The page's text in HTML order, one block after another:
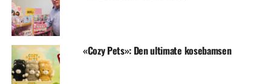
«Cozy Pets»: Den ultimate kosebamsen